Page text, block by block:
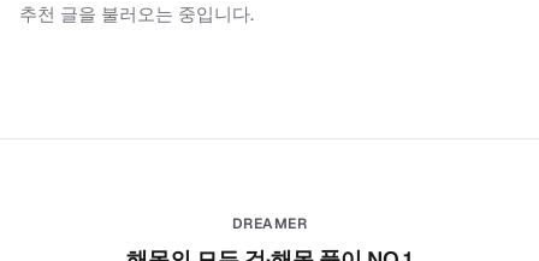
추천 글을 불러오는 중입니다.
DREAMER